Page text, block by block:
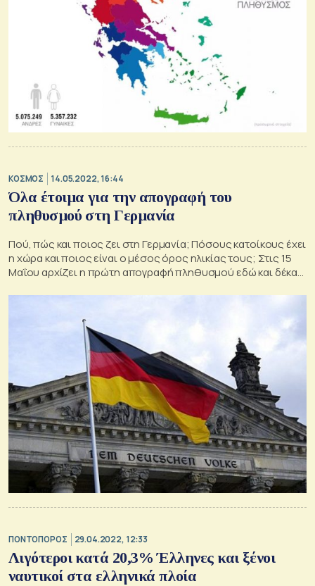
ΚΟΣΜΟΣ 14.05.2022, 16:44
Όλα έτοιμα για την απογραφή του
πληθυσμού στη Γερμανία
Πού, πώς και ποιος ζει στη Γερμανία; Πόσους κατοίκους έχει
η χώρα και ποιος είναι ο μέσος όρος ηλικίας τους; Στις 15
Μαΐου αρχίζει η πρώτη απογραφή πληθυσμού εδώ και δέκα
ΠΟΝΤΟΠΟΡΟΣ 29.04.2022, 12:33
Λιγότεροι κατά 20,3% Έλληνες και ξένοι
ναυτικοί στα ελληνικά πλοία